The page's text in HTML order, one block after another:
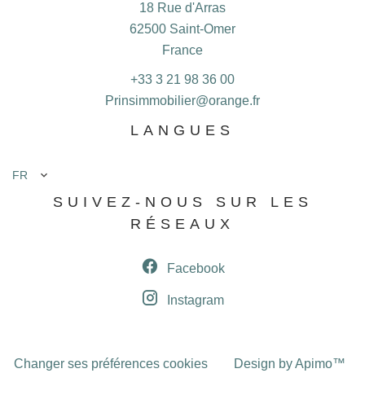
18 Rue d'Arras
62500 Saint-Omer
France
+33 3 21 98 36 00
Prinsimmobilier@orange.fr
LANGUES
FR
SUIVEZ-NOUS SUR LES
RÉSEAUX
Facebook
Instagram
Changer ses préférences cookies Design byApimo™